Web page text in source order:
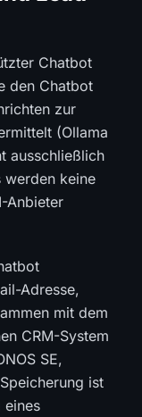
Chatbot
den Chatbot
zur
(Ollama
ausschließlich
werden keine
Anbieter
Adresse,
mit dem
CRM-System
SE,
ist
eines